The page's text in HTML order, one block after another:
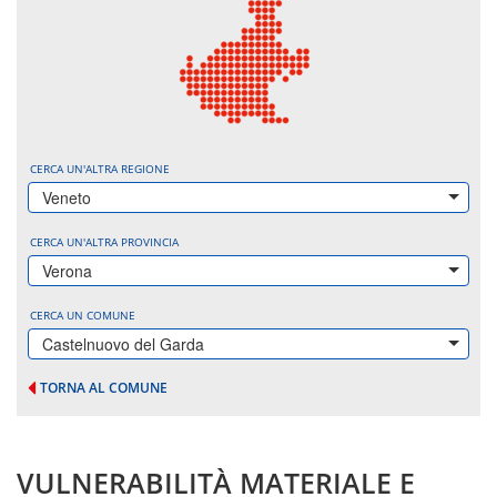
CERCA UN'ALTRA REGIONE
Veneto
CERCA UN'ALTRA PROVINCIA
Verona
CERCA UN COMUNE
Castelnuovo del Garda
TORNA AL COMUNE
VULNERABILITÀ MATERIALE E